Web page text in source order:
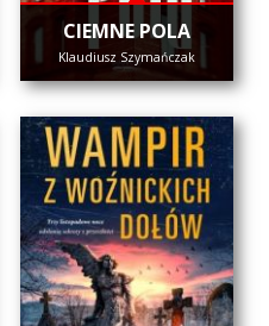
CIEMNE POLA
Klaudiusz Szymańczak